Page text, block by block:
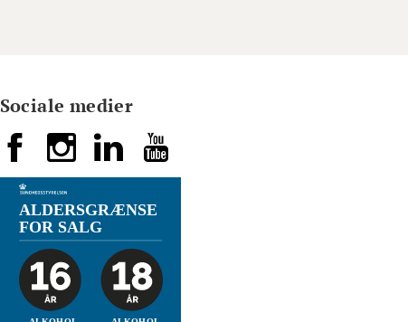
Sociale medier